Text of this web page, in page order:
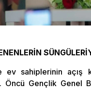
ev sahiplerinin açış
Öncü Gençlik Genel